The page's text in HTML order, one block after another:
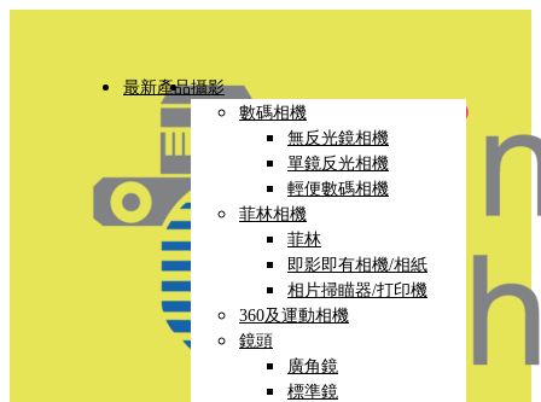
最新產品攝影
數碼相機
無反光鏡相機
單鏡反光相機
輕便數碼相機
菲林相機
菲林
即影即有相機/相紙
相片掃瞄器/打印機
360及運動相機
鏡頭
廣角鏡
標準鏡